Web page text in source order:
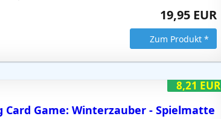
19,95 EUR
Zum Produkt *
8,21 EUR
Card Game: Winterzauber - Spielmatte